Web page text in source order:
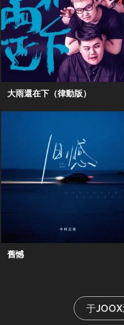
大雨還在下（律動版）
舊憾
于